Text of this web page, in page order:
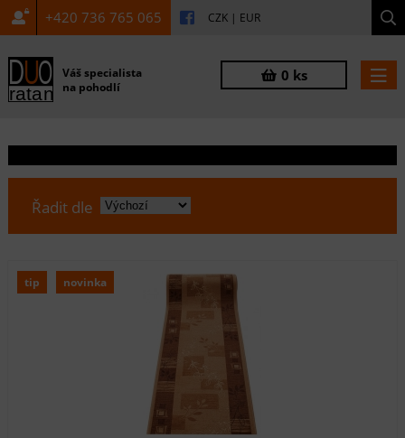
+420 736 765 065 CZK | EUR
Váš specialista
na pohodlí
0 ks
Řadit dle
tip novinka